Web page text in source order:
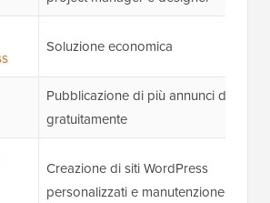
Soluzione economica
Pubblicazione di più annunci di lavoro
gratuitamente
Creazione di siti WordPress
personalizzati e manutenzione